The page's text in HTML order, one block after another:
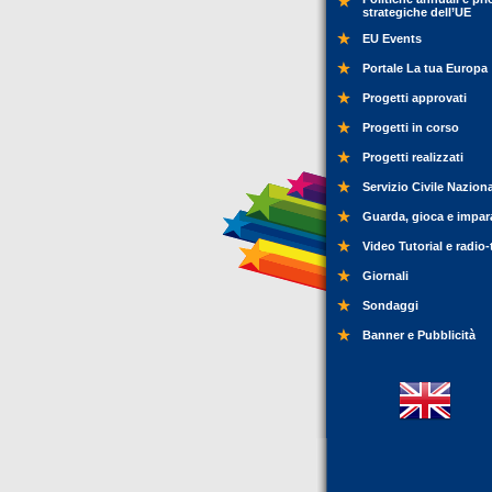
strategiche dell’UE
EU Events
Portale La tua Europa
Progetti approvati
Progetti in corso
Progetti realizzati
Servizio Civile
Guarda, gioca e
Video Tutorial e
Giornali
Sondaggi
Banner e Pubblicità